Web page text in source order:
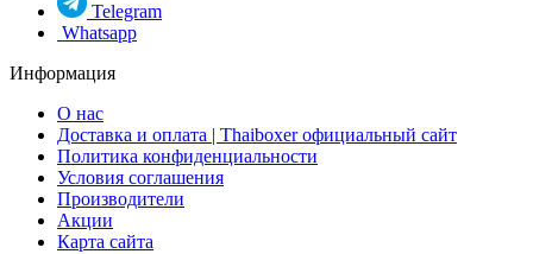
Telegram
Whatsapp
Информация
О нас
Доставка и оплата | Thaiboxer официальный сайт
Политика конфиденциальности
Условия соглашения
Производители
Акции
Карта сайта